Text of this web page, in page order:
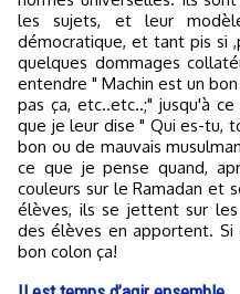
les sujets, et leur
démocratique, et tant pis si
quelques dommages
entendre " Machin est un
pas ça, etc..etc..;" jusqu'à
que je leur dise " Qui es-tu,
bon ou de mauvais
ce que je pense quand,
couleurs sur le Ramadan et
élèves, ils se jettent sur
des élèves en apportent.
bon colon ça!